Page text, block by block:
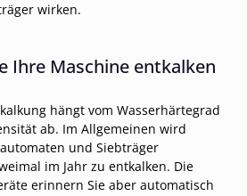
wirken.
Ihre Maschine entkalken
hängt vom Wasserhärtegrad
ab. Im Allgemeinen wird
und Siebträger
im Jahr zu entkalken. Die
erinnern Sie aber automatisch